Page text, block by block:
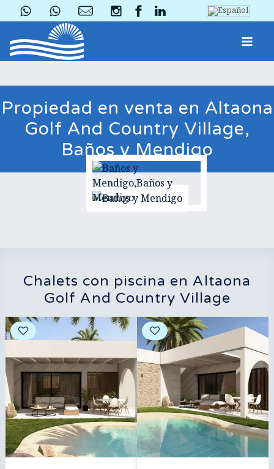
Propiedad en venta en Altaona
Golf And Country Village,
Baños y Mendigo
Chalets con piscina en Altaona
Golf And Country Village